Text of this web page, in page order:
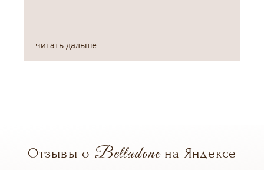
читать дальше
Отзывы о Belladoneна Яндексе